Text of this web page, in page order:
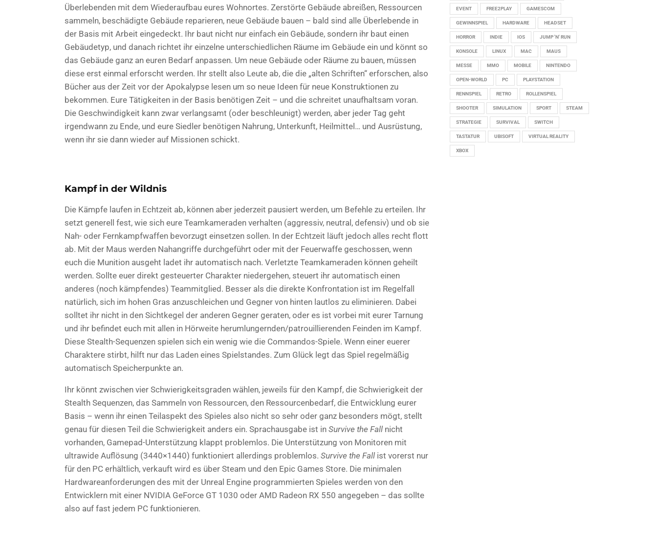
Überlebenden mit dem Wiederaufbau eures Wohnortes. Zerstörte Gebäude abreißen, Ressourcen
sammeln, beschädigte Gebäude reparieren, neue Gebäude bauen – bald sind alle Überlebende in
der Basis mit Arbeit eingedeckt. Ihr baut nicht nur einfach ein Gebäude, sondern ihr baut einen
Gebäudetyp, und danach richtet ihr einzelne unterschiedlichen Räume im Gebäude ein und könnt so
das Gebäude ganz an euren Bedarf anpassen. Um neue Gebäude oder Räume zu bauen, müssen
diese erst einmal erforscht werden. Ihr stellt also Leute ab, die die „alten Schriften“ erforschen, also
Bücher aus der Zeit vor der Apokalypse lesen um so neue Ideen für neue Konstruktionen zu
bekommen. Eure Tätigkeiten in der Basis benötigen Zeit – und die schreitet unaufhaltsam voran.
Die Geschwindigkeit kann zwar verlangsamt (oder beschleunigt) werden, aber jeder Tag geht
irgendwann zu Ende, und eure Siedler benötigen Nahrung, Unterkunft, Heilmittel… und Ausrüstung,
wenn ihr sie dann wieder auf Missionen schickt.
Kampf in der Wildnis
Die Kämpfe laufen in Echtzeit ab, können aber jederzeit pausiert werden, um Befehle zu erteilen. Ihr
setzt generell fest, wie sich eure Teamkameraden verhalten (aggressiv, neutral, defensiv) und ob sie
Nah- oder Fernkampfwaffen bevorzugt einsetzen sollen. In der Echtzeit läuft jedoch alles recht flott
ab. Mit der Maus werden Nahangriffe durchgeführt oder mit der Feuerwaffe geschossen, wenn
euch die Munition ausgeht ladet ihr automatisch nach. Verletzte Teamkameraden können geheilt
werden. Sollte euer direkt gesteuerter Charakter niedergehen, steuert ihr automatisch einen
anderes (noch kämpfendes) Teammitglied. Besser als die direkte Konfrontation ist im Regelfall
natürlich, sich im hohen Gras anzuschleichen und Gegner von hinten lautlos zu eliminieren. Dabei
solltet ihr nicht in den Sichtkegel der anderen Gegner geraten, oder es ist vorbei mit eurer Tarnung
und ihr befindet euch mit allen in Hörweite herumlungernden/patrouillierenden Feinden im Kampf.
Diese Stealth-Sequenzen spielen sich ein wenig wie die Commandos-Spiele. Wenn einer euerer
Charaktere stirbt, hilft nur das Laden eines Spielstandes. Zum Glück legt das Spiel regelmäßig
automatisch Speicherpunkte an.
Ihr könnt zwischen vier Schwierigkeitsgraden wählen, jeweils für den Kampf, die Schwierigkeit der
Stealth Sequenzen, das Sammeln von Ressourcen, den Ressourcenbedarf, die Entwicklung eurer
Basis – wenn ihr einen Teilaspekt des Spieles also nicht so sehr oder ganz besonders mögt, stellt
genau für diesen Teil die Schwierigkeit anders ein. Sprachausgabe ist in Survive the Fall nicht
vorhanden, Gamepad-Unterstützung klappt problemlos. Die Unterstützung von Monitoren mit
ultrawide Auflösung (3440×1440) funktioniert allerdings problemlos. Survive the Fall ist vorerst nur
für den PC erhältlich, verkauft wird es über Steam und den Epic Games Store. Die minimalen
Hardwareanforderungen des mit der Unreal Engine programmierten Spieles werden von den
Entwicklern mit einer NVIDIA GeForce GT 1030 oder AMD Radeon RX 550 angegeben – das sollte
also auf fast jedem PC funktionieren.
EVENT FREE2PLAY GAMESCOM
GEWINNSPIEL HARDWARE HEADSET
HORROR INDIE IOS JUMP 'N' RUN
KONSOLE LINUX MAC MAUS
MESSE MMO MOBILE NINTENDO
OPEN-WORLD PC PLAYSTATION
RENNSPIEL RETRO ROLLENSPIEL
SHOOTER SIMULATION SPORT STEAM
STRATEGIE SURVIVAL SWITCH
TASTATUR UBISOFT VIRTUAL REALITY
XBOX